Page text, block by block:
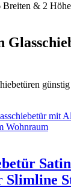
Breiten & 2
Slimline